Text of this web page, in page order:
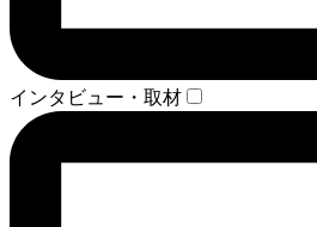
インタビュー・取材